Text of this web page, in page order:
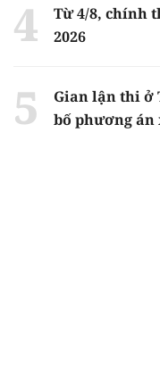
Từ 4/8, chính
2026
Gian lận thi ở
bố phương án